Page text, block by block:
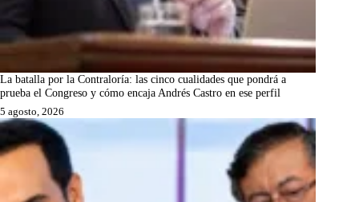
La batalla por la Contraloría: las cinco cualidades que pondrá a
prueba el Congreso y cómo encaja Andrés Castro en ese perfil
5 agosto, 2026